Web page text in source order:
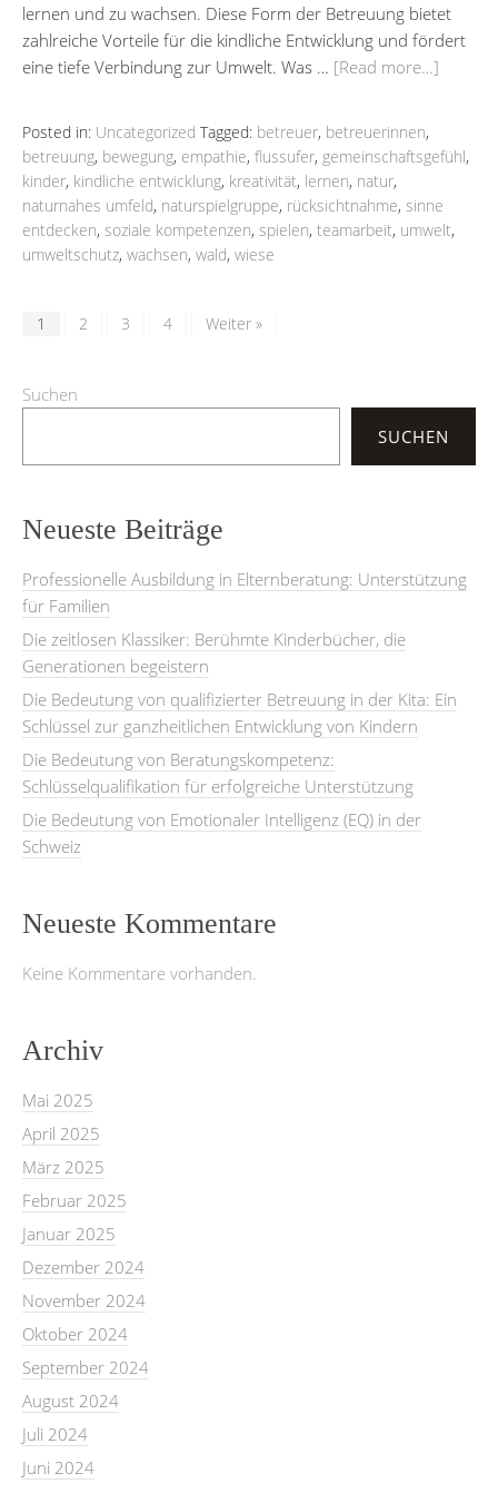
lernen und zu wachsen. Diese Form der Betreuung bietet
zahlreiche Vorteile für die kindliche Entwicklung und fördert
eine tiefe Verbindung zur Umwelt. Was … [Read more…]
Posted in: Uncategorized Tagged: betreuer, betreuerinnen,
betreuung, bewegung, empathie, flussufer, gemeinschaftsgefühl,
kinder, kindliche entwicklung, kreativität, lernen, natur,
naturnahes umfeld, naturspielgruppe, rücksichtnahme, sinne
entdecken, soziale kompetenzen, spielen, teamarbeit, umwelt,
umweltschutz, wachsen, wald, wiese
1 2 3 4 Weiter »
Suchen
SUCHEN
Neueste Beiträge
Professionelle Ausbildung in Elternberatung: Unterstützung
für Familien
Die zeitlosen Klassiker: Berühmte Kinderbücher, die
Generationen begeistern
Die Bedeutung von qualifizierter Betreuung in der Kita: Ein
Schlüssel zur ganzheitlichen Entwicklung von Kindern
Die Bedeutung von Beratungskompetenz:
Schlüsselqualifikation für erfolgreiche Unterstützung
Die Bedeutung von Emotionaler Intelligenz (EQ) in der
Schweiz
Neueste Kommentare
Keine Kommentare vorhanden.
Archiv
Mai 2025
April 2025
März 2025
Februar 2025
Januar 2025
Dezember 2024
November 2024
Oktober 2024
September 2024
August 2024
Juli 2024
Juni 2024